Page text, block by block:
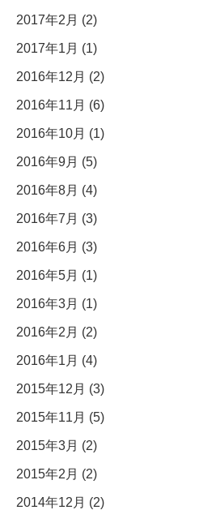
2017年2月 (2)
2017年1月 (1)
2016年12月 (2)
2016年11月 (6)
2016年10月 (1)
2016年9月 (5)
2016年8月 (4)
2016年7月 (3)
2016年6月 (3)
2016年5月 (1)
2016年3月 (1)
2016年2月 (2)
2016年1月 (4)
2015年12月 (3)
2015年11月 (5)
2015年3月 (2)
2015年2月 (2)
2014年12月 (2)